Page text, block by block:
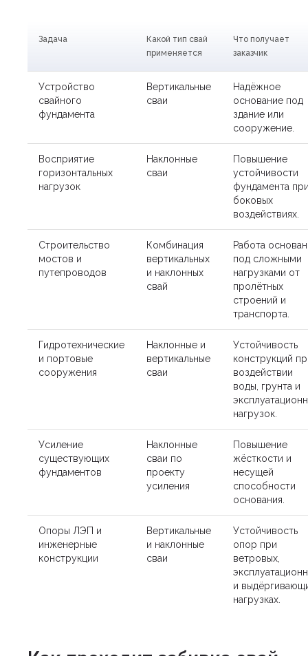
Задача
Какой тип свай
применяется
Что получает
заказчик
Устройство
свайного
фундамента
Вертикальные
сваи
Надёжное
основание под
здание или
сооружение.
Восприятие
горизонтальных
нагрузок
Наклонные
сваи
Повышение
устойчивости
фундамента
боковых
воздействиях.
Строительство
мостов и
путепроводов
Комбинация
вертикальных
и наклонных
свай
Работа
под сложными
нагрузками от
пролётных
строений и
транспорта.
Гидротехнические
и портовые
сооружения
Наклонные и
вертикальные
сваи
Устойчивость
конструкций
воздействии
воды, грунта и
нагрузок.
Усиление
существующих
фундаментов
Наклонные
сваи по
проекту
усиления
Повышение
жёсткости и
несущей
способности
основания.
Опоры ЛЭП и
инженерные
конструкции
Вертикальные
и наклонные
сваи
Устойчивость
опор при
ветровых,
и
нагрузках.